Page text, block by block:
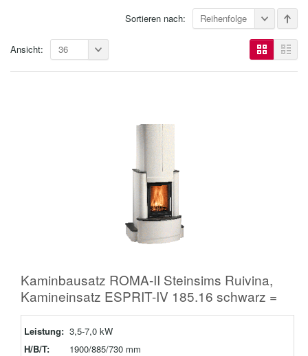
Sortieren nach: Reihenfolge
Ansicht: 36
Kaminbausatz ROMA-II Steinsims Ruivina,
Kamineinsatz ESPRIT-IV 185.16 schwarz =
Leistung: 3,5-7,0 kW
H/B/T:
1900/885/730 mm